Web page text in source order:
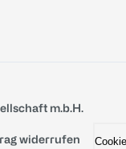
m.b.H.
widerrufen